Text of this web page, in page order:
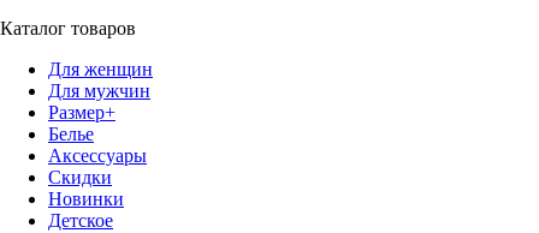
Каталог товаров
Для женщин
Для мужчин
Размер+
Белье
Аксессуары
Скидки
Новинки
Детское